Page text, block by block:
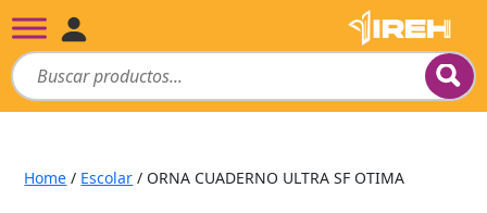
Home / Escolar / ORNA CUADERNO ULTRA SF OTIMA